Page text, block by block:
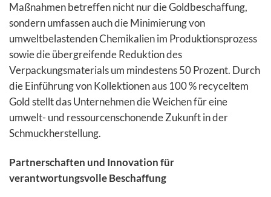
Maßnahmen betreffen nicht nur die Goldbeschaffung,
sondern umfassen auch die Minimierung von
umweltbelastenden Chemikalien im Produktionsprozess
sowie die übergreifende Reduktion des
Verpackungsmaterials um mindestens 50 Prozent. Durch
die Einführung von Kollektionen aus 100 % recyceltem
Gold stellt das Unternehmen die Weichen für eine
umwelt- und ressourcenschonende Zukunft in der
Schmuckherstellung.
Partnerschaften und Innovation für
verantwortungsvolle Beschaffung